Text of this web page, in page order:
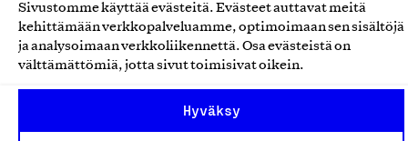
Sivustomme käyttää evästeitä. Evästeet auttavat meitä
kehittämään verkkopalveluamme, optimoimaan sen sisältöjä
ja analysoimaan verkkoliikennettä. Osa evästeistä on
välttämättömiä, jotta sivut toimisivat oikein.
Hyväksy
Avainlippu